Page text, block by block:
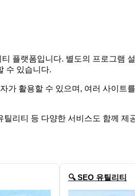
플랫폼입니다. 별도의 프로그램
수 있습니다.
가 활용할 수 있으며, 여러 사이트
리티 등 다양한 서비스도 함께 제
🔍 SEO 유틸리티